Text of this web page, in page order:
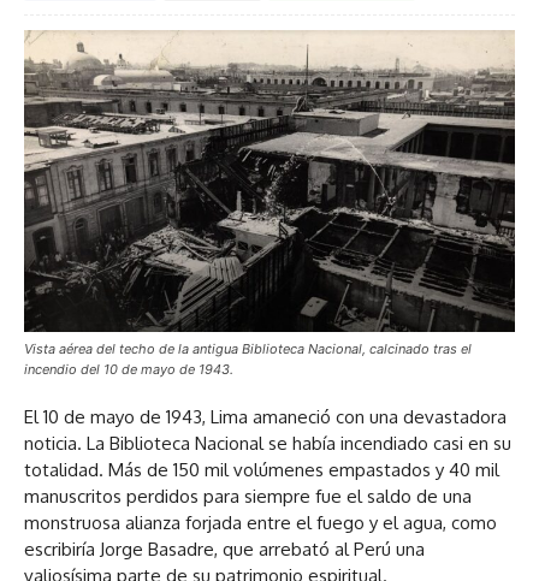
Vista aérea del techo de la antigua Biblioteca Nacional, calcinado tras el
incendio del 10 de mayo de 1943.
El 10 de mayo de 1943, Lima amaneció con una devastadora
noticia. La Biblioteca Nacional se había incendiado casi en su
totalidad. Más de 150 mil volúmenes empastados y 40 mil
manuscritos perdidos para siempre fue el saldo de una
monstruosa alianza forjada entre el fuego y el agua, como
escribiría Jorge Basadre, que arrebató al Perú una
valiosísima parte de su patrimonio espiritual.